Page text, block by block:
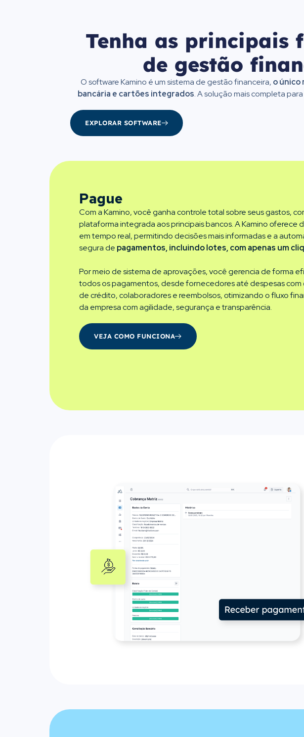
Tenha as principais
de gestão
O software Kamino é um sistema de gestão financeira, o único
bancária e cartões integrados. A solução mais completa
EXPLORAR SOFTWARE
Pague
Com a Kamino, você ganha controle total sobre seus gastos,
plataforma integrada aos principais bancos. A Kamino oferece
em tempo real, permitindo decisões mais informadas e a
segura de pagamentos, incluindo lotes, com apenas um
Por meio de sistema de aprovações, você gerencia de forma
todos os pagamentos, desde fornecedores até despesas com
de crédito, colaboradores e reembolsos, otimizando o fluxo
da empresa com agilidade, segurança e transparência.
VEJA COMO FUNCIONA